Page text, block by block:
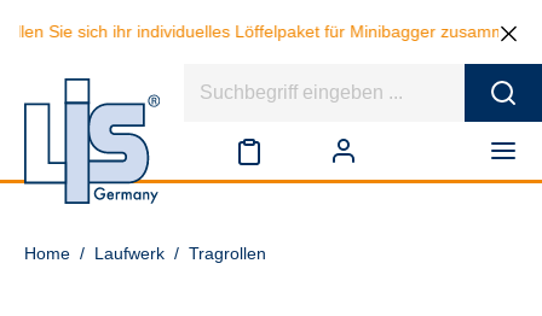
Sie sich ihr individuelles Löffelpaket für Minibagger zusammen
Home / Laufwerk / Tragrollen